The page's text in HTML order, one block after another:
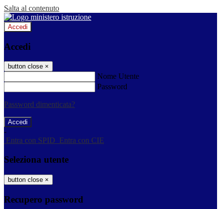
Salta al contenuto
Accedi
Accedi
button close ×
Nome Utente
Password
Password dimenticata?
-
Entra con SPID Entra con CIE
Seleziona utente
button close ×
Recupero password